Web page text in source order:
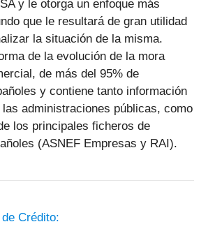
y le otorga un enfoque más
que le resultará de gran utilidad
la situación de la misma.
de la evolución de la mora
de más del 95% de
y contiene tanto información
administraciones públicas, como
los principales ficheros de
(ASNEF Empresas y RAI).
Crédito: